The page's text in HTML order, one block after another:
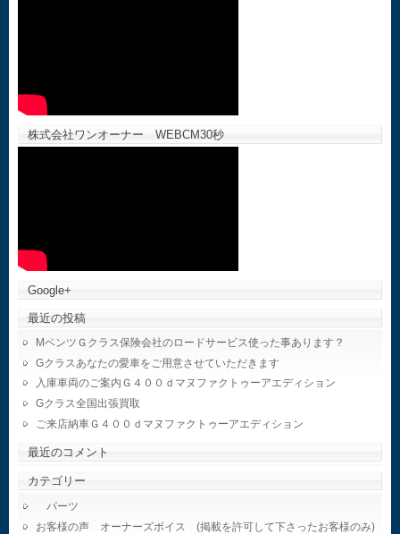
株式会社ワンオーナー WEBCM30秒
Google+
最近の投稿
MベンツＧクラス保険会社のロードサービス使った事あります？
Gクラスあなたの愛車をご用意させていただきます
入庫車両のご案内Ｇ４００ｄマヌファクトゥーアエディション
Gクラス全国出張買取
ご来店納車Ｇ４００ｄマヌファクトゥーアエディション
最近のコメント
カテゴリー
パーツ
お客様の声 オーナーズボイス (掲載を許可して下さったお客様のみ)